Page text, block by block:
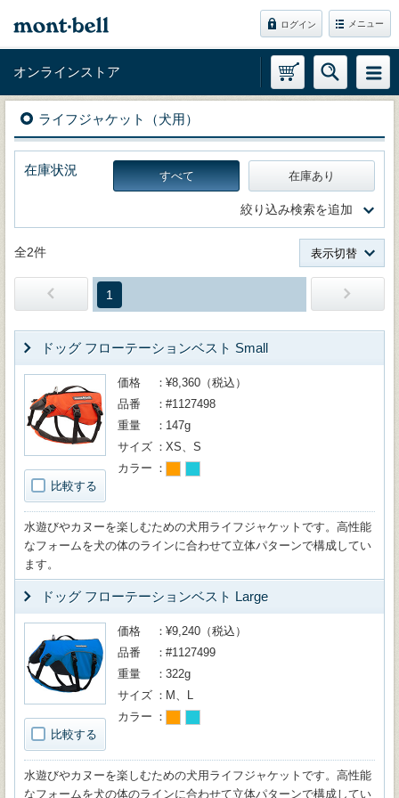
ログイン メニュー
オンラインストア
ライフジャケット（犬用）
在庫状況 すべて 在庫あり
絞り込み検索を追加
全2件 表示切替
1
ドッグ フローテーションベスト Small
比較する
価格
¥8,360（税込）
品番
#1127498
重量
147g
サイズ
XS、S
カラー
水遊びやカヌーを楽しむための犬用ライフジャケットです。高性能
なフォームを犬の体のラインに合わせて立体パターンで構成してい
ます。
ドッグ フローテーションベスト Large
比較する
価格
¥9,240（税込）
品番
#1127499
重量
322g
サイズ
M、L
カラー
水遊びやカヌーを楽しむための犬用ライフジャケットです。高性能
なフォームを犬の体のラインに合わせて立体パターンで構成してい